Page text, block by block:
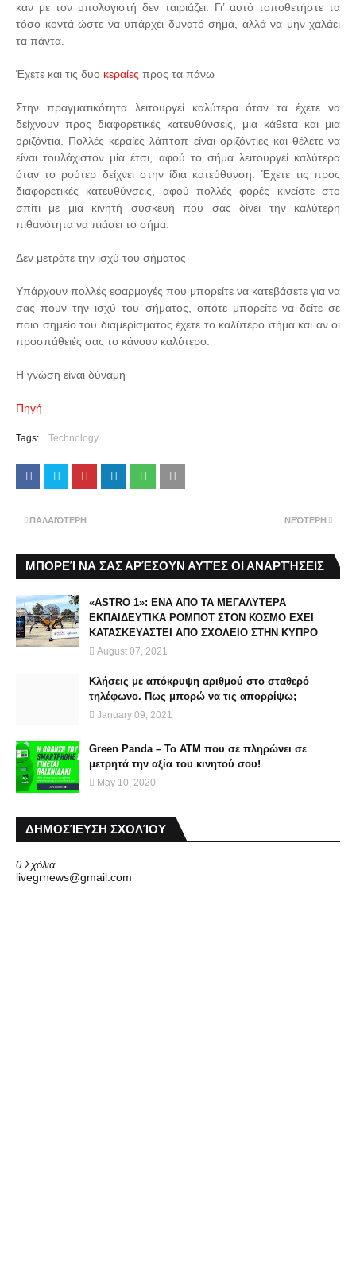
καν με τον υπολογιστή δεν ταιριάζει. Γι’ αυτό τοποθετήστε τα
τόσο κοντά ώστε να υπάρχει δυνατό σήμα, αλλά να μην χαλάει
τα πάντα.
Έχετε και τις δυο κεραίες προς τα πάνω
Στην πραγματικότητα λειτουργεί καλύτερα όταν τα έχετε να
δείχνουν προς διαφορετικές κατευθύνσεις, μια κάθετα και μια
οριζόντια. Πολλές κεραίες λάπτοπ είναι οριζόντιες και θέλετε να
είναι τουλάχιστον μία έτσι, αφού το σήμα λειτουργεί καλύτερα
όταν το ρούτερ δείχνει στην ίδια κατεύθυνση. Έχετε τις προς
διαφορετικές κατευθύνσεις, αφού πολλές φορές κινείστε στο
σπίτι με μια κινητή συσκευή που σας δίνει την καλύτερη
πιθανότητα να πιάσει το σήμα.
Δεν μετράτε την ισχύ του σήματος
Υπάρχουν πολλές εφαρμογές που μπορείτε να κατεβάσετε για να
σας πουν την ισχύ του σήματος, οπότε μπορείτε να δείτε σε
ποιο σημείο του διαμερίσματος έχετε το καλύτερο σήμα και αν οι
προσπάθειές σας το κάνουν καλύτερο.
Η γνώση είναι δύναμη
Πηγή
Tags: Technology
ΝΕΌΤΕΡΗ
ΠΑΛΑΙΌΤΕΡΗ
ΜΠΟΡΕΊ ΝΑ ΣΑΣ ΑΡΈΣΟΥΝ ΑΥΤΈΣ ΟΙ ΑΝΑΡΤΉΣΕΙΣ
«ASTRO 1»: ΕΝΑ ΑΠΟ ΤΑ ΜΕΓΑΛΥΤΕΡΑ
ΕΚΠΑΙΔΕΥΤΙΚΑ ΡΟΜΠΟΤ ΣΤΟΝ ΚΟΣΜΟ ΕΧΕΙ
ΚΑΤΑΣΚΕΥΑΣΤΕΙ ΑΠΟ ΣΧΟΛΕΙΟ ΣΤΗΝ ΚΥΠΡΟ
August 07, 2021
Κλήσεις με απόκρυψη αριθμού στο σταθερό
τηλέφωνο. Πως μπορώ να τις απορρίψω;
January 09, 2021
Green Panda – Το ΑΤΜ που σε πληρώνει σε
μετρητά την αξία του κινητού σου!
May 10, 2020
ΔΗΜΟΣΊΕΥΣΗ ΣΧΟΛΊΟΥ
0 Σχόλια
livegrnews@gmail.com